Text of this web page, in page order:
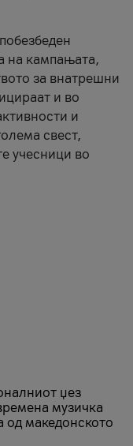
на кампањата,
за внатрешни
и во
и
свест,
учесници во
џез
музичка
од македонското